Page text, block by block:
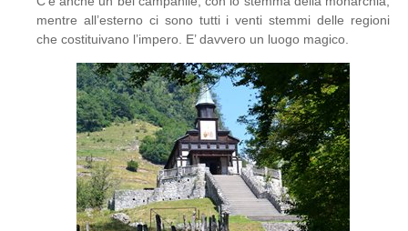
mentre all’esterno ci sono tutti i venti stemmi delle regioni
che costituivano l’impero. E’ davvero un luogo magico.